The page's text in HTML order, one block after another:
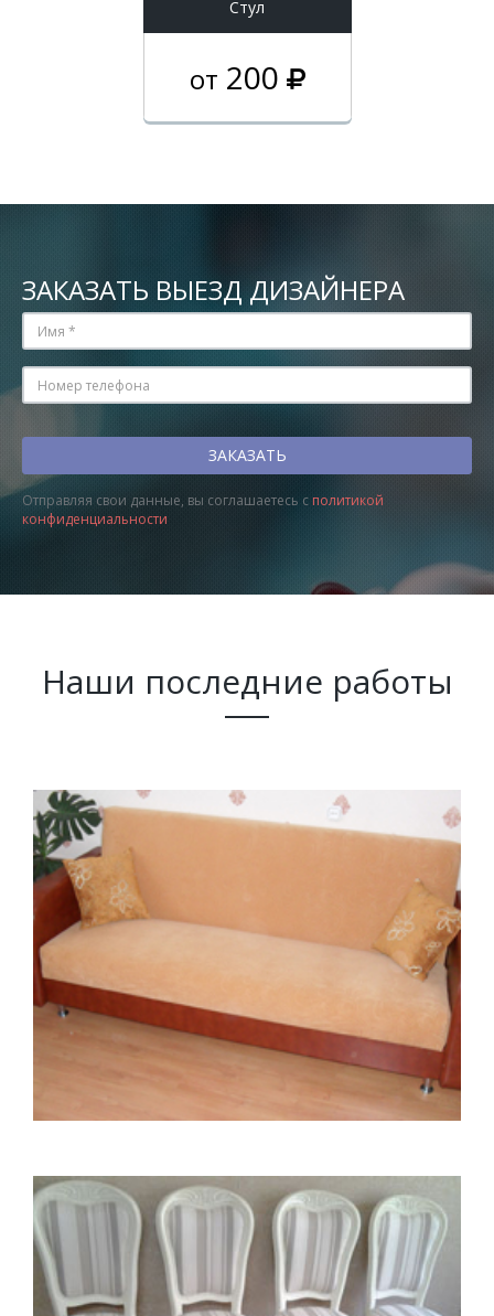
Стул
от 200
ЗАКАЗАТЬ ВЫЕЗД ДИЗАЙНЕРА
Отправляя свои данные, вы соглашаетесь с политикой
конфиденциальности
Наши последние работы